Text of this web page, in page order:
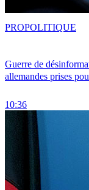
Guerre de
allemandes prises
10:36
PROPOLITIQUE